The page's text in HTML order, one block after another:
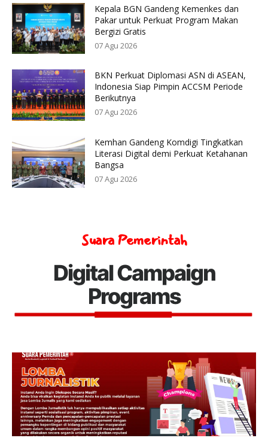
Kepala BGN Gandeng Kemenkes dan
Pakar untuk Perkuat Program Makan
Bergizi Gratis
07 Agu 2026
BKN Perkuat Diplomasi ASN di ASEAN,
Indonesia Siap Pimpin ACCSM Periode
Berikutnya
07 Agu 2026
Kemhan Gandeng Komdigi Tingkatkan
Literasi Digital demi Perkuat Ketahanan
Bangsa
07 Agu 2026
Suara Pemerintah
Digital Campaign
Programs